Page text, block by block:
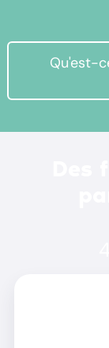
Qu'est-